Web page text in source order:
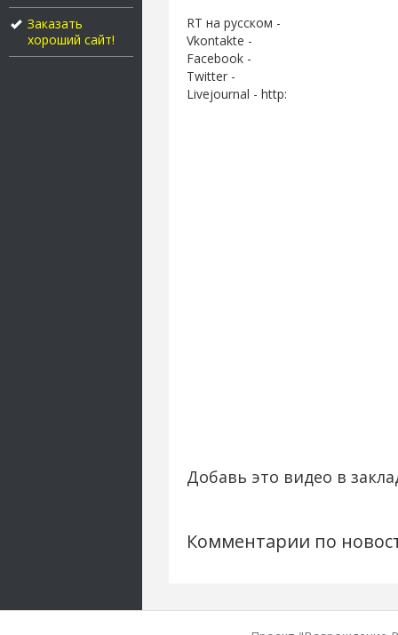
Заказать
хороший сайт!
RT на русском -
Vkontakte -
Facebook -
Twitter -
Livejournal - http:
Добавь это видео в
Комментарии по